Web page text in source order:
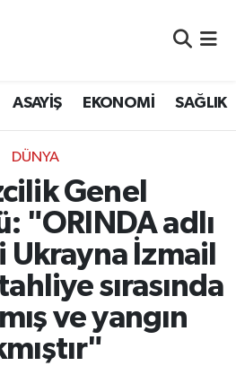
ASAYİŞ EKONOMİ SAĞLIK
DÜNYA
Genel
"ORINDA adlı
Ukrayna İzmail
sırasında
ve yangın
ve Fikstür